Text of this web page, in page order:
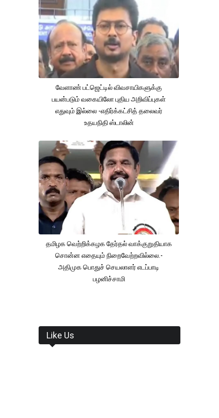
வேளாண் பட்ஜெட்டில் விவசாயிகளுக்கு
பயன்படும் வகையிலோ புதிய அறிவிப்புகள்
எதுவும் இல்லை -எதிர்க்கட்சித் தலைவர்
உதயநிதி ஸ்டாலின்
தமிழக வெற்றிக்கழக தேர்தல் வாக்குறுதியாக
சொன்ன எதையும் நிறைவேற்றவில்லை.-
அதிமுக பொதுச் செயலாளர் எடப்பாடி
பழனிச்சாமி
Like Us